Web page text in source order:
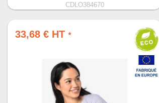
CDLO384670
33,68 € HT *